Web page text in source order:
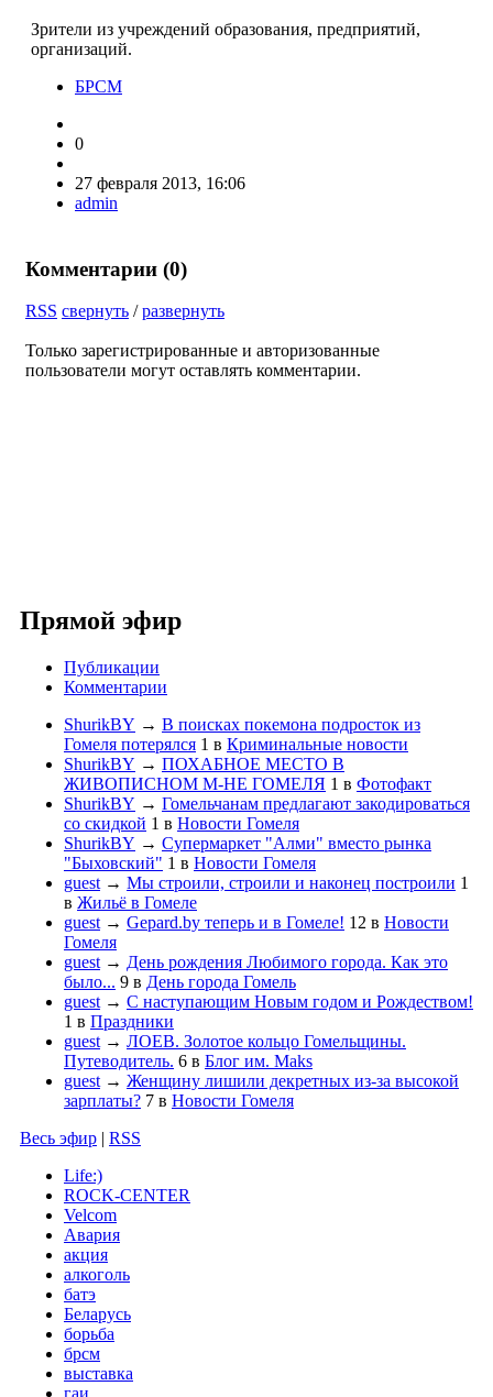
Зрители из учреждений образования, предприятий,
организаций.
БРСМ
0
27 февраля 2013, 16:06
admin
Комментарии (0)
RSS свернуть /развернуть
Только зарегистрированные и авторизованные
пользователи могут оставлять комментарии.
Прямой эфир
Публикации
Комментарии
ShurikBY → В поисках покемона подросток из
Гомеля потерялся 1 в Криминальные новости
ShurikBY → ПОХАБНОЕ МЕСТО В
ЖИВОПИСНОМ М-НЕ ГОМЕЛЯ 1 в Фотофакт
ShurikBY → Гомельчанам предлагают закодироваться
со скидкой 1 в Новости Гомеля
ShurikBY → Супермаркет "Алми" вместо рынка
"Быховский" 1 в Новости Гомеля
guest → Мы строили, строили и наконец построили 1
в Жильё в Гомеле
guest → Gepard.by теперь и в Гомеле! 12 в Новости
Гомеля
guest → День рождения Любимого города. Как это
было... 9 в День города Гомель
guest → С наступающим Новым годом и Рождеством!
1 в Праздники
guest → ЛОЕВ. Золотое кольцо Гомельщины.
Путеводитель. 6 в Блог им. Maks
guest → Женщину лишили декретных из-за высокой
зарплаты? 7 в Новости Гомеля
Весь эфир | RSS
Life:)
ROCK-CENTER
Velcom
Авария
акция
алкоголь
батэ
Беларусь
борьба
брсм
выставка